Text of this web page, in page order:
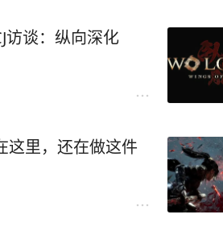
访谈：纵向深化
这里，还在做这件